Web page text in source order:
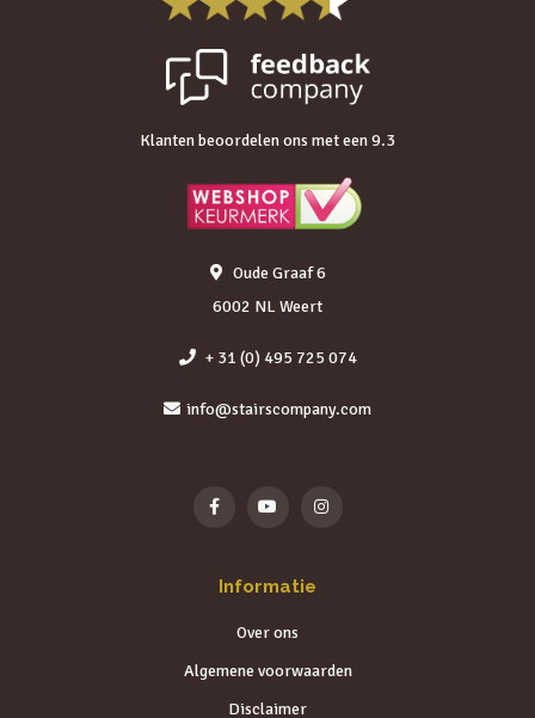
Klanten beoordelen ons met een 9.3
Oude Graaf 6
6002 NL Weert
+ 31 (0) 495 725 074
info@stairscompany.com
Informatie
Over ons
Algemene voorwaarden
Disclaimer